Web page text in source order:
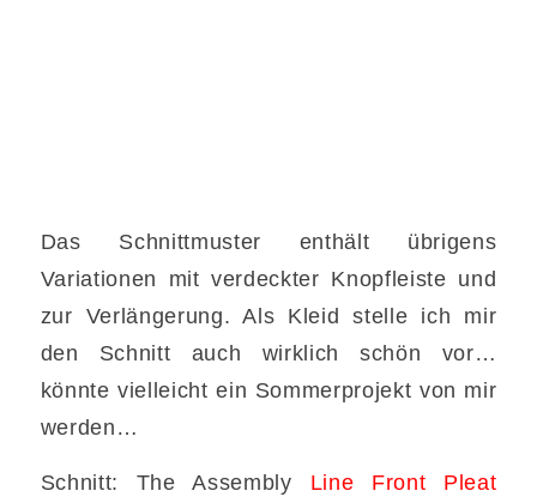
Das Schnittmuster enthält übrigens
Variationen mit verdeckter Knopfleiste und
zur Verlängerung. Als Kleid stelle ich mir
den Schnitt auch wirklich schön vor…
könnte vielleicht ein Sommerprojekt von mir
werden…
Schnitt: The Assembly Line Front Pleat